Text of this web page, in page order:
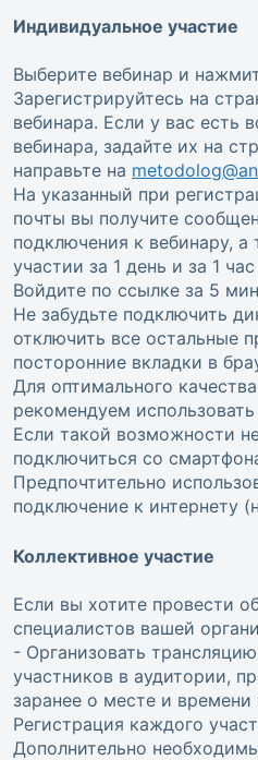
Индивидуальное участие
Выберите вебинар и
Зарегистрируйтесь на
вебинара. Если у вас есть
вебинара, задайте их на
направьте на
На указанный при
почты вы получите
подключения к вебинару,
участии за 1 день и за 1
Войдите по ссылке за 5
Не забудьте подключить
отключить все остальные
посторонние вкладки в
Для оптимального
рекомендуем
Если такой возможности
подключиться со
Предпочтительно
подключение к интернету
Коллективное участие
Если вы хотите провести
специалистов вашей
- Организовать
участников в аудитории,
заранее о месте и времени
Регистрация каждого
Дополнительно